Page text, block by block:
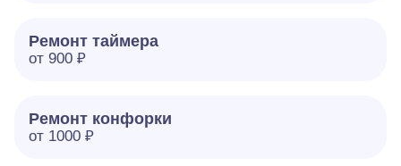
Ремонт таймера
от 900 ₽
Ремонт конфорки
от 1000 ₽